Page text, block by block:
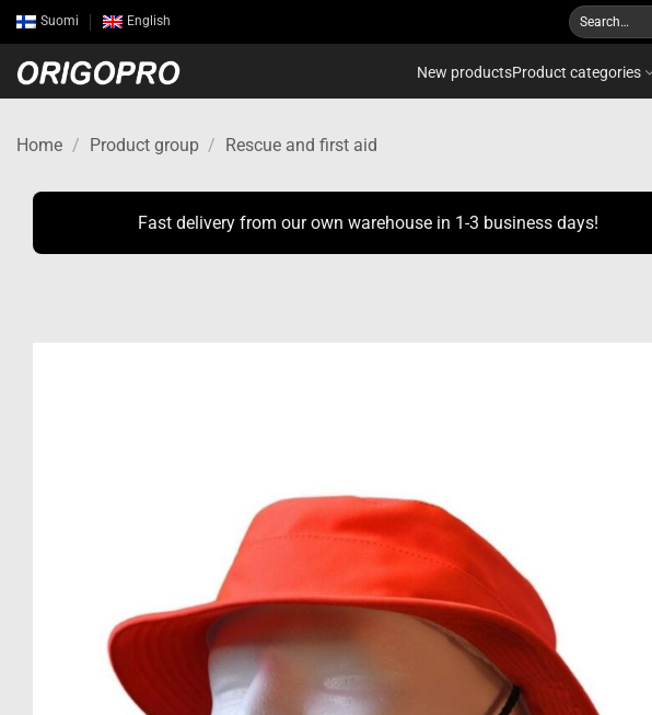
Skip
to
content
Suomi English
Search
for:
New productsProduct categories
Home / Product group / Rescue and first aid
Fast delivery from our own warehouse in 1-3 business days!